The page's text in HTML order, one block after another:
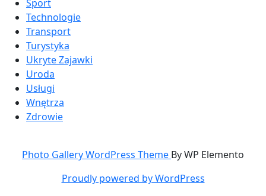
Sport
Technologie
Transport
Turystyka
Ukryte Zajawki
Uroda
Usługi
Wnętrza
Zdrowie
Photo Gallery WordPress Theme By WP Elemento
Proudly powered by WordPress